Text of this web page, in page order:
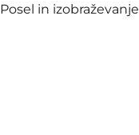
Posel in izobraževanje